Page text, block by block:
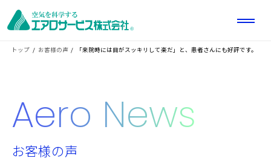
トップ お客様の声 「来院時には目がスッキリして楽だ」と、患者さんにも好評です。
Aero News
お客様の声